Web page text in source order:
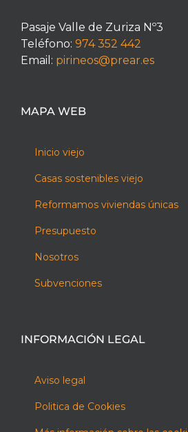
Pasaje Valle de Zuriza Nº3
Teléfono: 974 352 442
Email: pirineos@prear.es
MAPA WEB
Inicio viejo
Casas sostenibles viejo
Reformamos viviendas únicas
Presupuesto
Nosotros
Subvenciones
INFORMACIÓN LEGAL
Aviso legal
Politica de Cookies